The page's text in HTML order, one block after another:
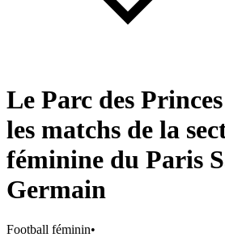
Le Parc des
les matchs de la
féminine du Paris
Germain
Football féminin•